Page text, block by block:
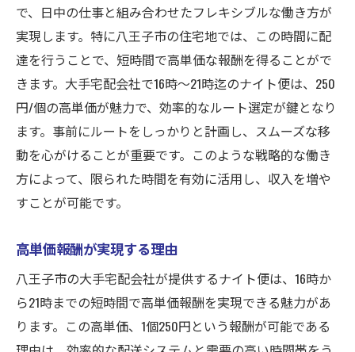
ナイト便の仕事に必要なスキル
ベテランドライバーから学ぶ成功のコツ
失敗しないためのトラブル対策
ルート最適化で時間を有効活用する方法
効率的なルートを作成するためのツール
リアルタイムでの渋滞情報の活用法
時間短縮を実現する荷物の積み方
主要エリアのリサーチと活用
定期的なルートの見直しで効率アップ
荷物サイズによる単価アップの活用法
大型荷物の取り扱い方をマスターする
単価アップを狙う荷物の選び方
で、日中の仕事と組み合わせたフレキシブルな働き方が
実現します。特に八王子市の住宅地では、この時間に配
達を行うことで、短時間で高単価な報酬を得ることがで
きます。大手宅配会社で16時〜21時迄のナイト便は、250
円/個の高単価が魅力で、効率的なルート選定が鍵となり
ます。事前にルートをしっかりと計画し、スムーズな移
動を心がけることが重要です。このような戦略的な働き
方によって、限られた時間を有効に活用し、収入を増や
すことが可能です。
高単価報酬が実現する理由
八王子市の大手宅配会社が提供するナイト便は、16時か
ら21時までの短時間で高単価報酬を実現できる魅力があ
ります。この高単価、1個250円という報酬が可能である